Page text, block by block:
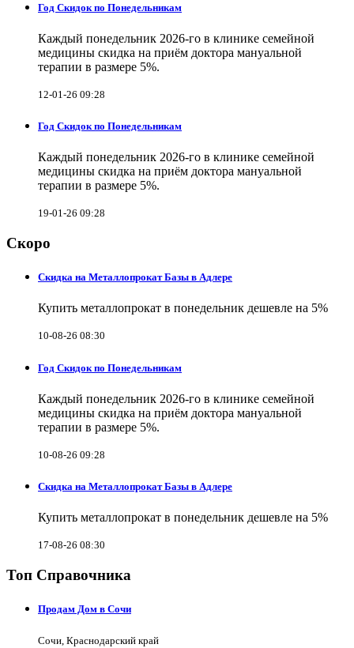
Год Скидок по Понедельникам
Каждый понедельник 2026-го в клинике семейной
медицины скидка на приём доктора мануальной
терапии в размере 5%.
12-01-26 09:28
Год Скидок по Понедельникам
Каждый понедельник 2026-го в клинике семейной
медицины скидка на приём доктора мануальной
терапии в размере 5%.
19-01-26 09:28
Скоро
Скидка на Металлопрокат Базы в Адлере
Купить металлопрокат в понедельник дешевле на 5%
10-08-26 08:30
Год Скидок по Понедельникам
Каждый понедельник 2026-го в клинике семейной
медицины скидка на приём доктора мануальной
терапии в размере 5%.
10-08-26 09:28
Скидка на Металлопрокат Базы в Адлере
Купить металлопрокат в понедельник дешевле на 5%
17-08-26 08:30
Топ Справочника
Продам Дом в Сочи
Сочи, Краснодарский край